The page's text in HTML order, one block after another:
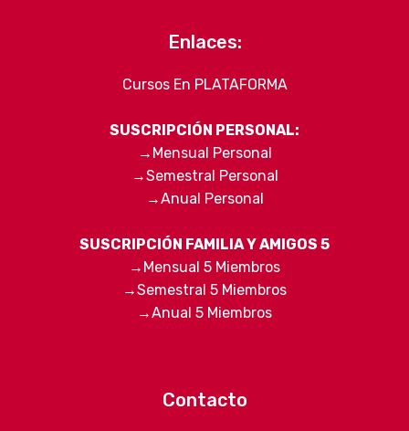
Enlaces:
Cursos En PLATAFORMA
SUSCRIPCIÓN PERSONAL:
→ Mensual Personal
→Semestral Personal
→Anual Personal
SUSCRIPCIÓN FAMILIA Y AMIGOS 5
→ Mensual 5 Miembros
→Semestral 5 Miembros
→Anual 5 Miembros
Contacto